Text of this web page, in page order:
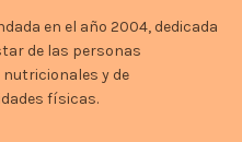
en el año 2004, dedicada
de las personas
y de
físicas.